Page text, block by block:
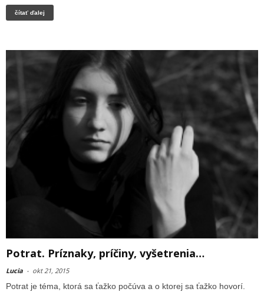
čítať ďalej
Potrat. Príznaky, príčiny, vyšetrenia…
Lucia - okt 21, 2015
Potrat je téma, ktorá sa ťažko počúva a o ktorej sa ťažko hovorí.